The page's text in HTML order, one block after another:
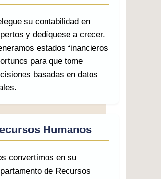
su contabilidad en
y dedíquese a crecer.
estados financieros
para que tome
basadas en datos
Humanos
convertimos en su
de Recursos